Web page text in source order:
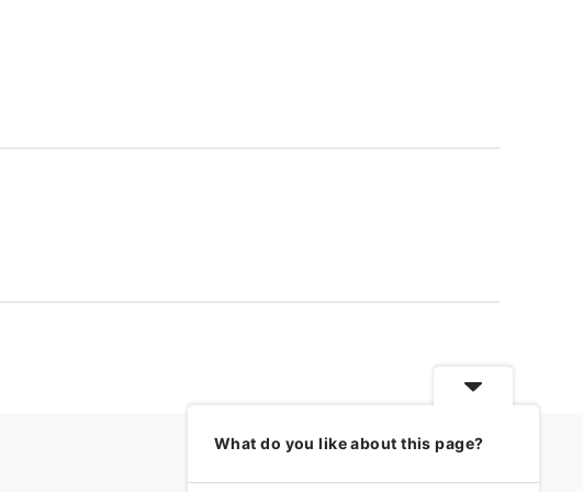
What do you like about this page?